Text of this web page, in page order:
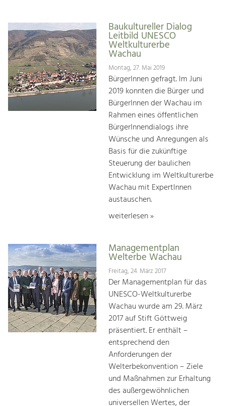
Baukultureller Dialog
Leitbild UNESCO
Weltkulturerbe
Wachau
Montag, 27. Mai 2019
BürgerInnen gefragt. Im Juni
2019 konnten die Bürger und
BürgerInnen der Wachau im
Rahmen eines öffentlichen
BürgerInnendialogs ihre
Wünsche und Anregungen als
Basis für die zukünftige
Steuerung der baulichen
Entwicklung im Weltkulturerbe
Wachau mit ExpertInnen
austauschen.
weiterlesen »
Managementplan
Welterbe Wachau
Freitag, 24. März 2017
Der Managementplan für das
UNESCO-Weltkulturerbe
Wachau wurde am 29. März
2017 auf Stift Göttweig
präsentiert. Er enthält –
entsprechend den
Anforderungen der
Welterbekonvention – Ziele
und Maßnahmen zur Erhaltung
des außergewöhnlichen
universellen Wertes, der